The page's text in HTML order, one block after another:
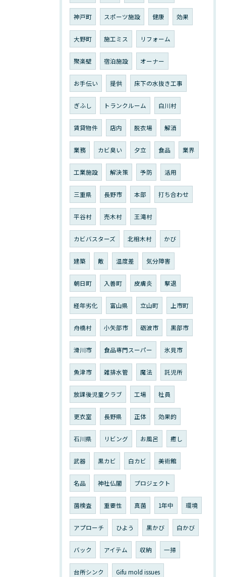
神戸町 スポーツ施設 健康 効果
大野町 施工ミス リフォーム
聚楽壁 宿泊施設 オーナー
お手伝い 提供 床下の水抜き工事
ぎふし トランクルーム 白川村
賃貸物件 店内 脱衣場 解消
業務 カビ臭い 夕立 食品 業界
工業施設 解決策 予防 活用
三重県 長野市 本部 打ち合わせ
平谷村 売木村 王滝村
カビバスターズ 北相木村 かび
建築 敵 温度差 気分障害
朝日町 入善町 皮膚炎 撃退
経年劣化 富山県 立山町 上市町
舟橋村 小矢部市 砺波市 黒部市
滑川市 食品専門スーパー 氷見市
魚津市 雑排水管 魔法 託児所
放課後児童クラブ 工場 社員
更衣室 長野県 正体 効果的
石川県 リビング お風呂 癒し
武器 黒カビ 白カビ 美術館
名品 神社仏閣 プロジェクト
菌検査 重要性 真菌 1年中 環境
アプローチ ひよう 黒かび 白かび
バック アイテム 収納 一掃
台所シンク Gifu mold issues